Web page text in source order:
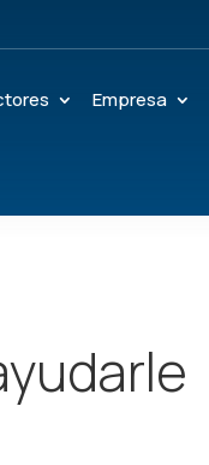
Empresa